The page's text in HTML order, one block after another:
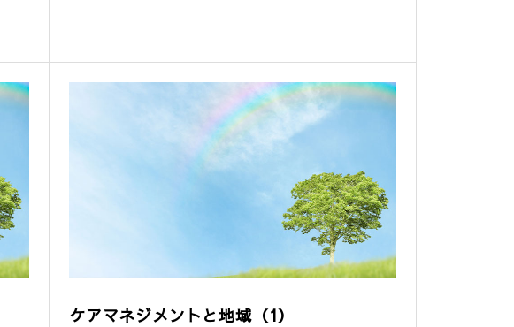
ケアマネジメントと地域（1）